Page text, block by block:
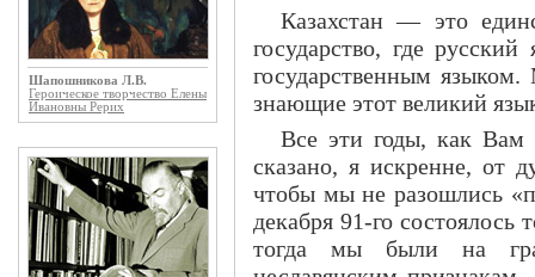
Шапошникова Л.В.
Героическое творчество Елены
Ивановны Рерих
Казахстан — это
государство, где
государственным
знающие этот великий
Все эти годы, как Вам
сказано, я искренне, от
чтобы мы не разошлись
декабря 91-го
тогда мы были на